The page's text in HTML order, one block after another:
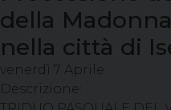
della
nella città di
venerdì 7 Aprile
Descrizione: